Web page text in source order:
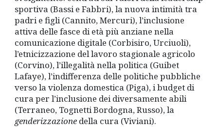
sportiva (Bassi e Fabbri), la nuova intimità tra
padri e figli (Cannito, Mercuri), l’inclusione
attiva delle fasce di età più anziane nella
comunicazione digitale (Corbisiro, Urciuoli),
l’etnicizzazione del lavoro stagionale agricolo
(Corvino), l’illegalità nella politica (Guibet
Lafaye), l’indifferenza delle politiche pubbliche
verso la violenza domestica (Piga), i budget di
cura per l’inclusione dei diversamente abili
(Terraneo, Tognetti Bordogna, Russo), la
genderizzazione della cura (Viviani).